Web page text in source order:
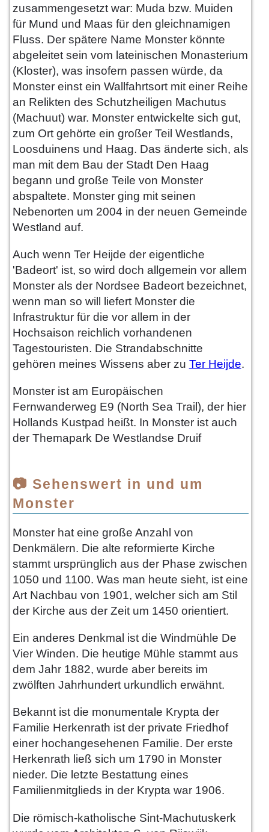
zusammengesetzt war: Muda bzw. Muiden
für Mund und Maas für den gleichnamigen
Fluss. Der spätere Name Monster könnte
abgeleitet sein vom lateinischen Monasterium
(Kloster), was insofern passen würde, da
Monster einst ein Wallfahrtsort mit einer Reihe
an Relikten des Schutzheiligen Machutus
(Machuut) war. Monster entwickelte sich gut,
zum Ort gehörte ein großer Teil Westlands,
Loosduinens und Haag. Das änderte sich, als
man mit dem Bau der Stadt Den Haag
begann und große Teile von Monster
abspaltete. Monster ging mit seinen
Nebenorten um 2004 in der neuen Gemeinde
Westland auf.
Auch wenn Ter Heijde der eigentliche
'Badeort' ist, so wird doch allgemein vor allem
Monster als der Nordsee Badeort bezeichnet,
wenn man so will liefert Monster die
Infrastruktur für die vor allem in der
Hochsaison reichlich vorhandenen
Tagestouristen. Die Strandabschnitte
gehören meines Wissens aber zu Ter Heijde.
Monster ist am Europäischen
Fernwanderweg E9 (North Sea Trail), der hier
Hollands Kustpad heißt. In Monster ist auch
der Themapark De Westlandse Druif
📷 Sehenswert in und um
Monster
Monster hat eine große Anzahl von
Denkmälern. Die alte reformierte Kirche
stammt ursprünglich aus der Phase zwischen
1050 und 1100. Was man heute sieht, ist eine
Art Nachbau von 1901, welcher sich am Stil
der Kirche aus der Zeit um 1450 orientiert.
Ein anderes Denkmal ist die Windmühle De
Vier Winden. Die heutige Mühle stammt aus
dem Jahr 1882, wurde aber bereits im
zwölften Jahrhundert urkundlich erwähnt.
Bekannt ist die monumentale Krypta der
Familie Herkenrath ist der private Friedhof
einer hochangesehenen Familie. Der erste
Herkenrath ließ sich um 1790 in Monster
nieder. Die letzte Bestattung eines
Familienmitglieds in der Krypta war 1906.
Die römisch-katholische Sint-Machutuskerk